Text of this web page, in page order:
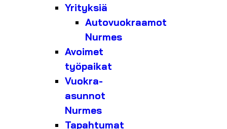
Yrityksiä
Autovuokraamot
Nurmes
Avoimet
työpaikat
Vuokra-
asunnot
Nurmes
Tapahtumat